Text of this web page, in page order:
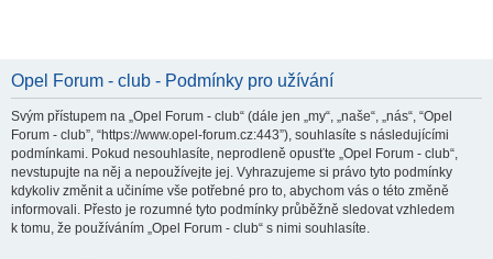
Opel Forum - club - Podmínky pro užívání
Svým přístupem na „Opel Forum - club“ (dále jen „my“, „naše“, „nás“, “Opel
Forum - club”, “https://www.opel-forum.cz:443”), souhlasíte s následujícími
podmínkami. Pokud nesouhlasíte, neprodleně opusťte „Opel Forum - club“,
nevstupujte na něj a nepoužívejte jej. Vyhrazujeme si právo tyto podmínky
kdykoliv změnit a učiníme vše potřebné pro to, abychom vás o této změně
informovali. Přesto je rozumné tyto podmínky průběžně sledovat vzhledem
k tomu, že používáním „Opel Forum - club“ s nimi souhlasíte.